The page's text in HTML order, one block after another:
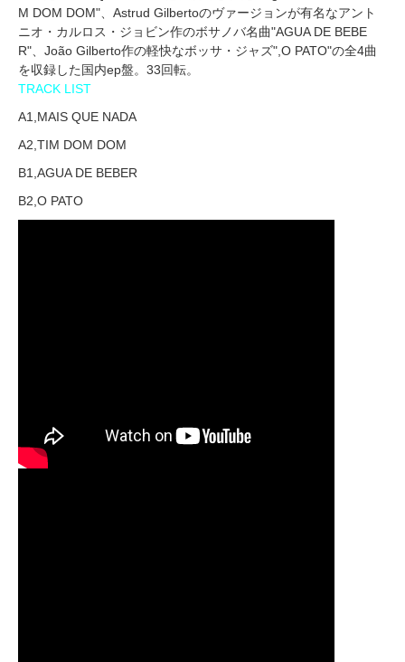
M DOM DOM"、Astrud Gilbertoのヴァージョンが有名なアント
ニオ・カルロス・ジョビン作のボサノバ名曲"AGUA DE BEBE
R"、João Gilberto作の軽快なボッサ・ジャズ",O PATO"の全4曲
を収録した国内ep盤。33回転。
TRACK LIST
A1,MAIS QUE NADA
A2,TIM DOM DOM
B1,AGUA DE BEBER
B2,O PATO